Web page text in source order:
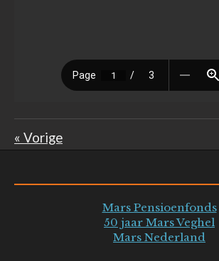
« Vorige
Mars Pensioenfonds
50 jaar Mars Veghel
Mars Nederland